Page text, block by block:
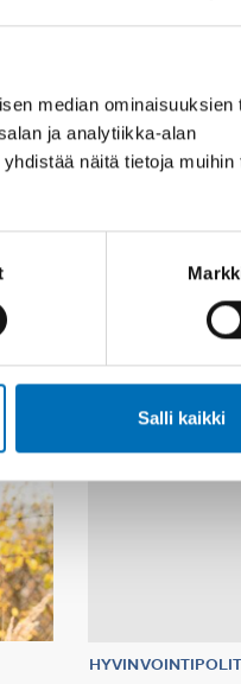
median ominaisuuksien
ja analytiikka-alan
näitä tietoja muihin
Salli kaikki
MARRAS